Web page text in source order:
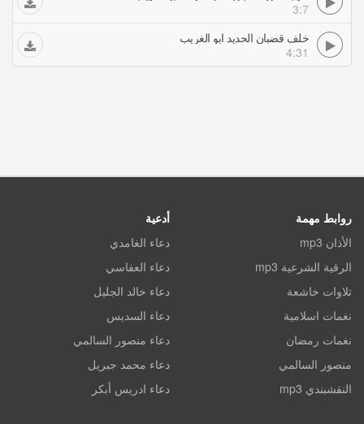
3:7
خلف قضبان الحديد ابو الغريب
4:31
روابط مهمة
الأذان mp3
الرقية الشرعية mp3
تلاوات خاشعة
نغمات اسلامية
نغمات رمضان
منصور السالمي
النقشبندي mp3
أدعية
دعاء الغامدي
دعاء العفاسي
دعاء خالد الجليل
دعاء السديس
دعاء منصور السالمي
دعاء محمد جبريل
دعاء ادريس أبكر